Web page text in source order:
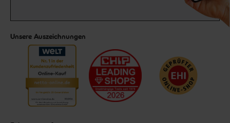
Unsere Auszeichnungen